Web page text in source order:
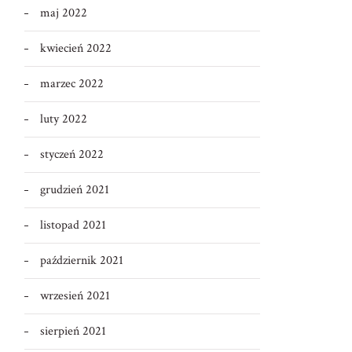
maj 2022
kwiecień 2022
marzec 2022
luty 2022
styczeń 2022
grudzień 2021
listopad 2021
październik 2021
wrzesień 2021
sierpień 2021